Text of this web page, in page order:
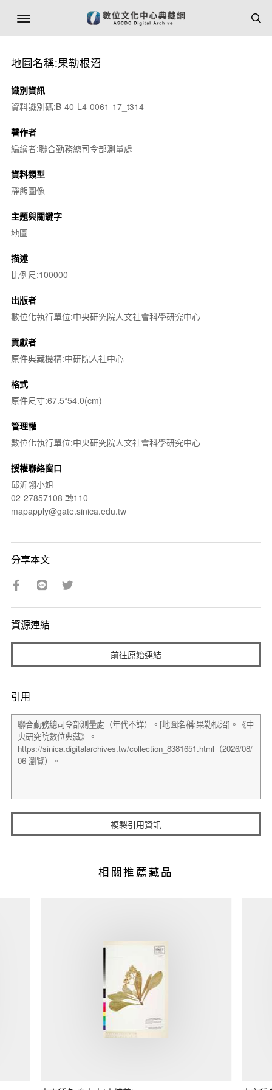
地圖名稱:果勒根沼
識別資訊
資料識別碼:B-40-L4-0061-17_t314
著作者
編繪者:聯合勤務總司令部測量處
資料類型
靜態圖像
主題與關鍵字
地圖
描述
比例尺:100000
出版者
數位化執行單位:中央研究院人文社會科學研究中心
貢獻者
原件典藏機構:中研院人社中心
格式
原件尺寸:67.5*54.0(cm)
管理權
數位化執行單位:中央研究院人文社會科學研究中心
授權聯絡窗口
邱沂翎小姐
02-27857108 轉110
mapapply@gate.sinica.edu.tw
分享本文
資源連結
前往原始連結
引用
複製引用資訊
相關推薦藏品